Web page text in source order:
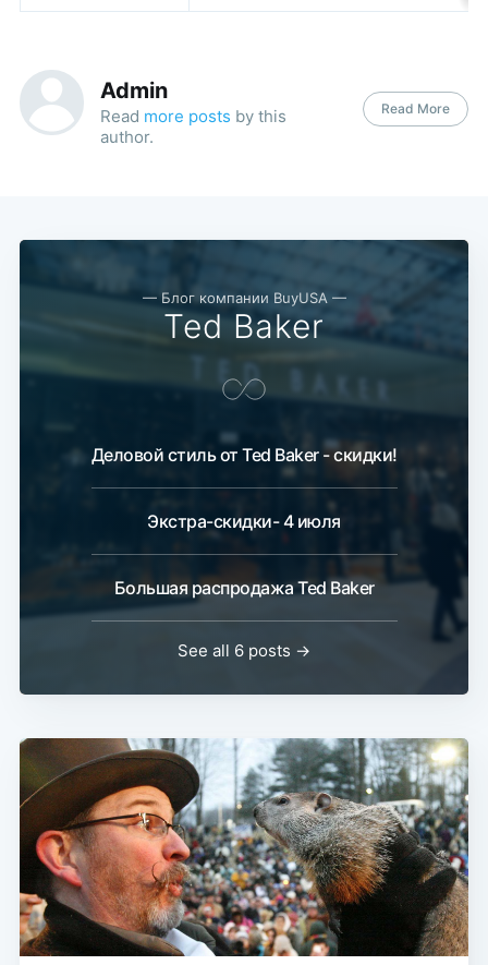
Admin
Read more posts by this
author.
Read More
— Блог компании BuyUSA —
Ted Baker
Деловой стиль от Ted Baker - скидки!
Экстра-скидки- 4 июля
Большая распродажа Ted Baker
See all 6 posts →